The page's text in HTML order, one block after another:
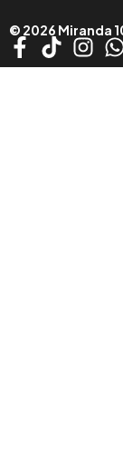
© 2026 Miranda